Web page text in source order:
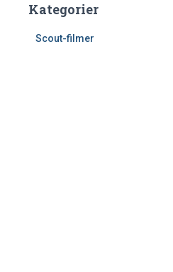
Kategorier
Scout-filmer